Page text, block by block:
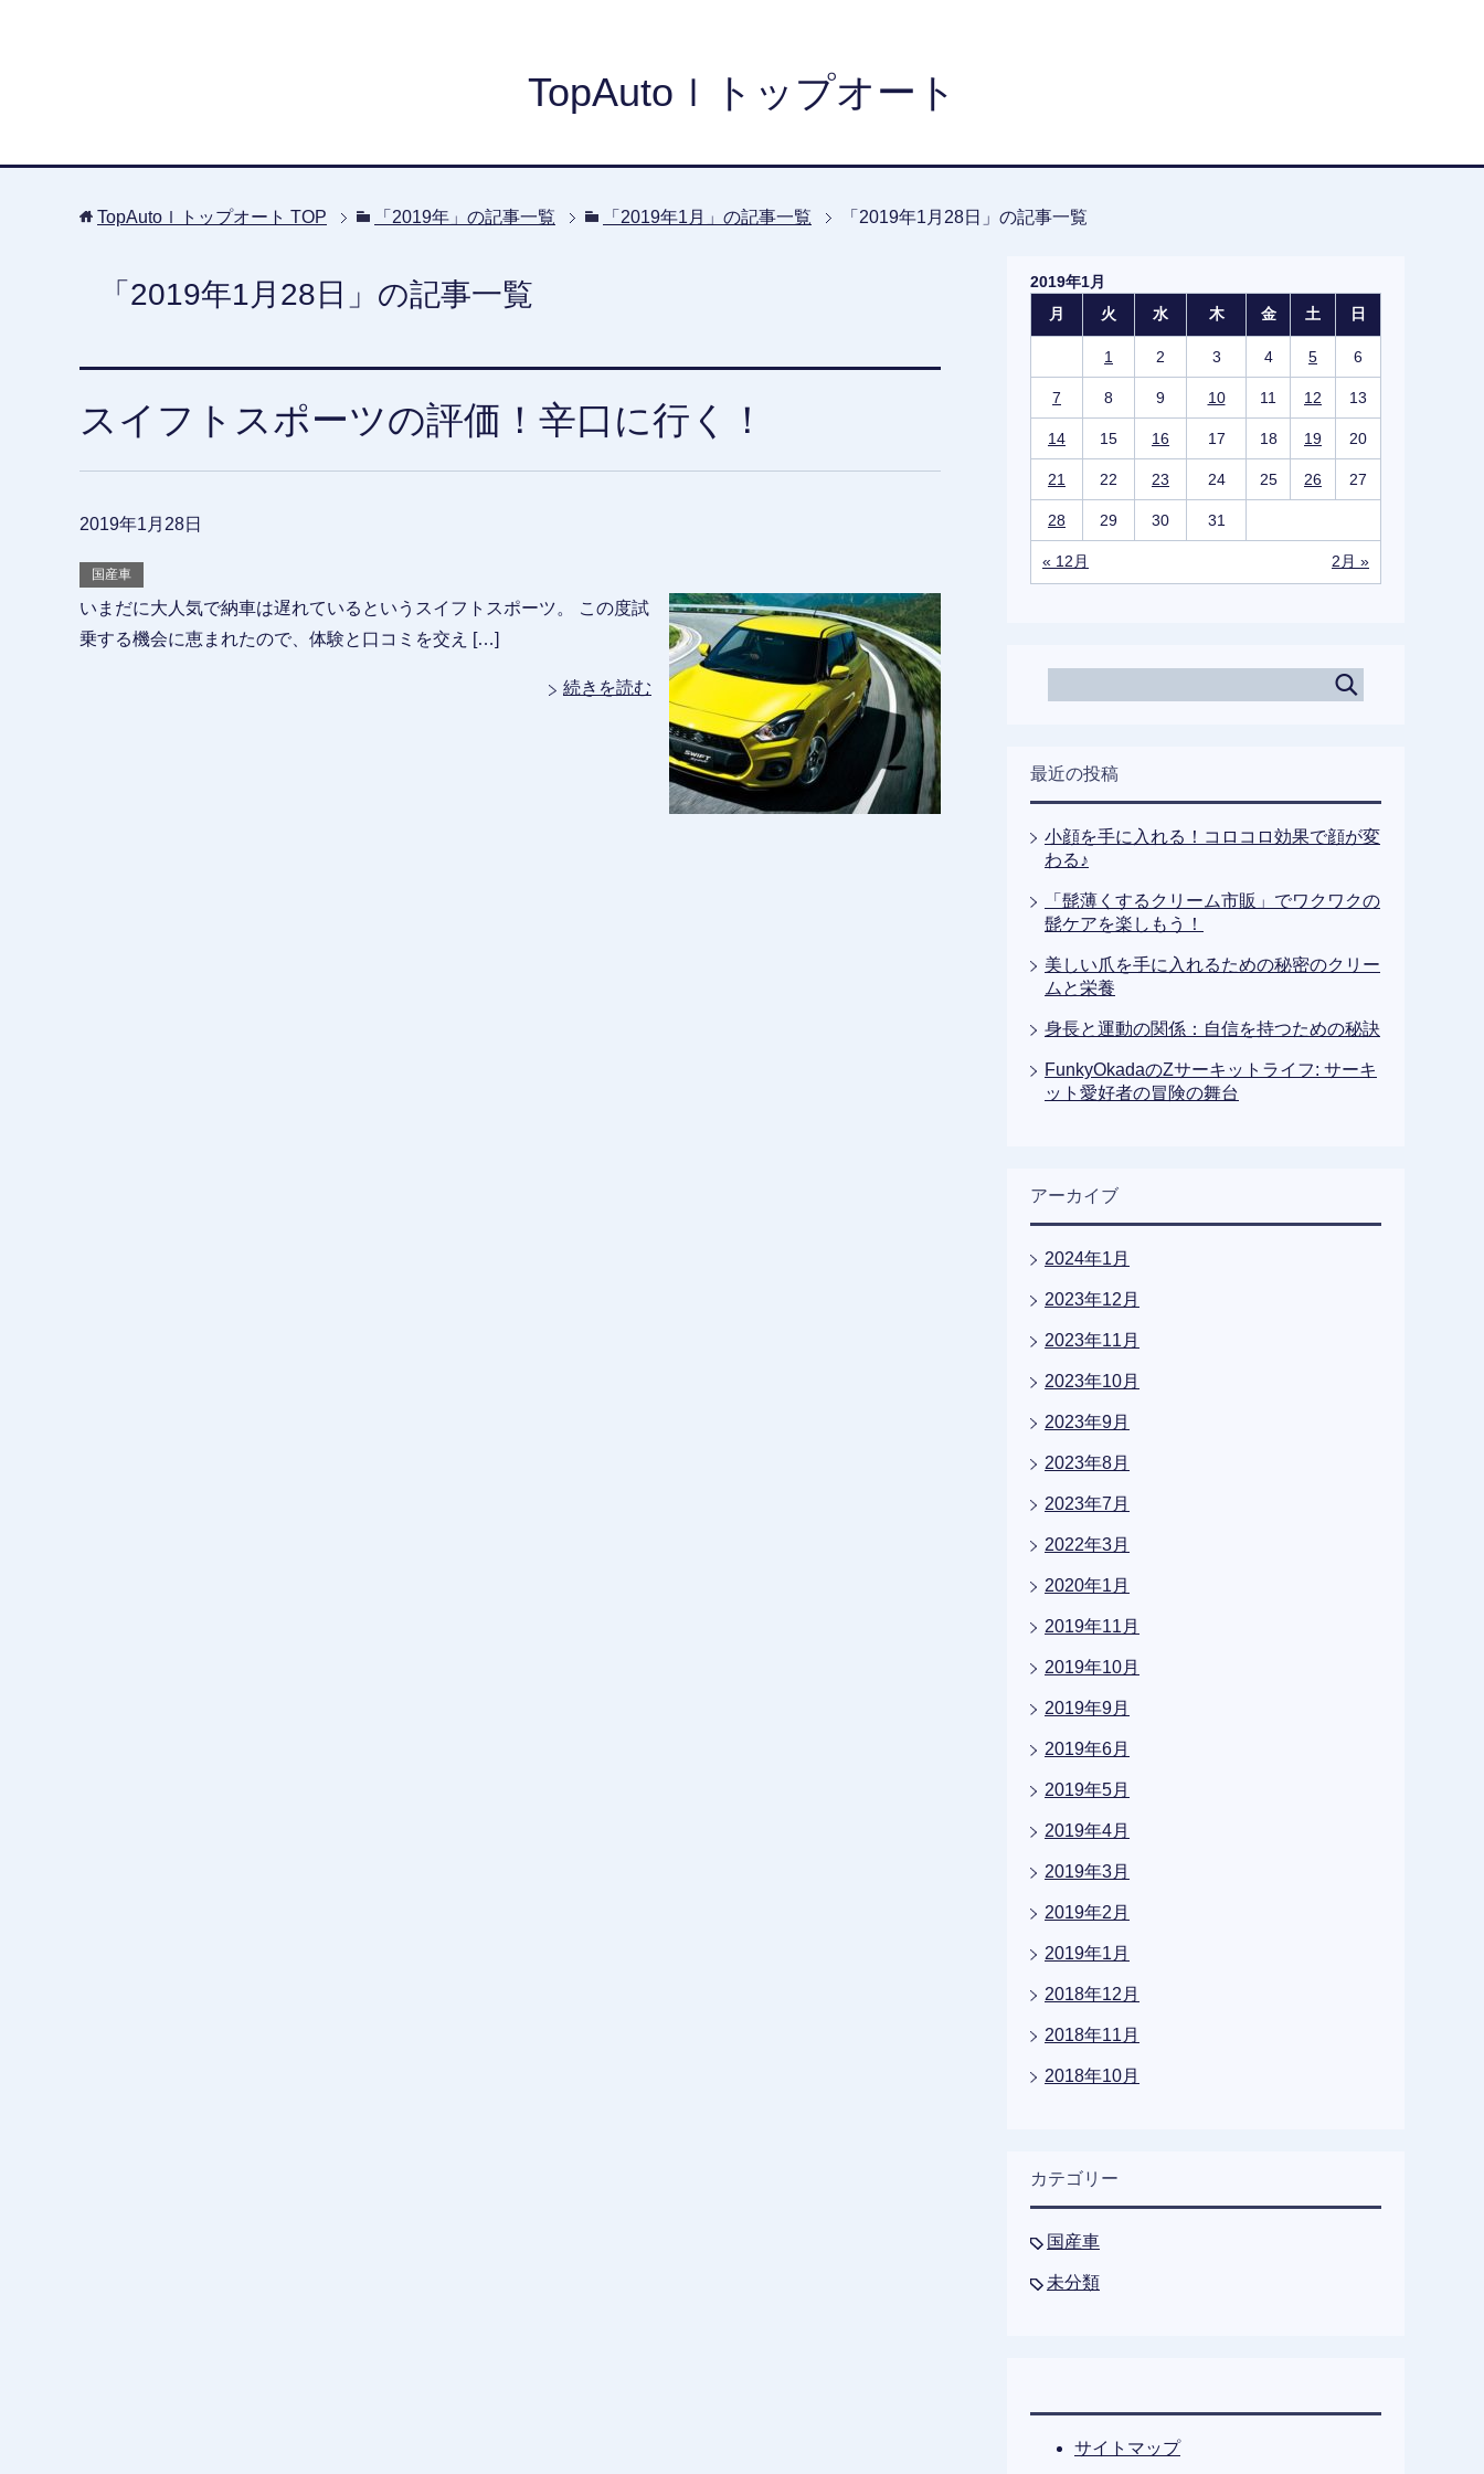
TopAutoｌトップオート
TopAutoｌトップオート TOP 「2019年」の記事一覧 「2019年1月」の記事一覧 「2019年1月28日」の記事一覧
「2019年1月28日」の記事一覧
スイフトスポーツの評価！辛口に行く！
2019年1月28日
国産車
いまだに大人気で納車は遅れているというスイフトスポーツ。 この度試
乗する機会に恵まれたので、体験と口コミを交え […]
続きを読む
2019年1月
月
火 水 木 金 土 日
« 12月 2月 »
1 2 3 4 5 6
7 8 9 10 11 12 13
14 15 16 17 18 19 20
21 22 23 24 25 26 27
28 29 30 31
最近の投稿
小顔を手に入れる！コロコロ効果で顔が変
わる♪
「髭薄くするクリーム市販」でワクワクの
髭ケアを楽しもう！
美しい爪を手に入れるための秘密のクリー
ムと栄養
身長と運動の関係：自信を持つための秘訣
FunkyOkadaのZサーキットライフ: サーキ
ット愛好者の冒険の舞台
アーカイブ
2024年1月
2023年12月
2023年11月
2023年10月
2023年9月
2023年8月
2023年7月
2022年3月
2020年1月
2019年11月
2019年10月
2019年9月
2019年6月
2019年5月
2019年4月
2019年3月
2019年2月
2019年1月
2018年12月
2018年11月
2018年10月
カテゴリー
国産車
未分類
サイトマップ